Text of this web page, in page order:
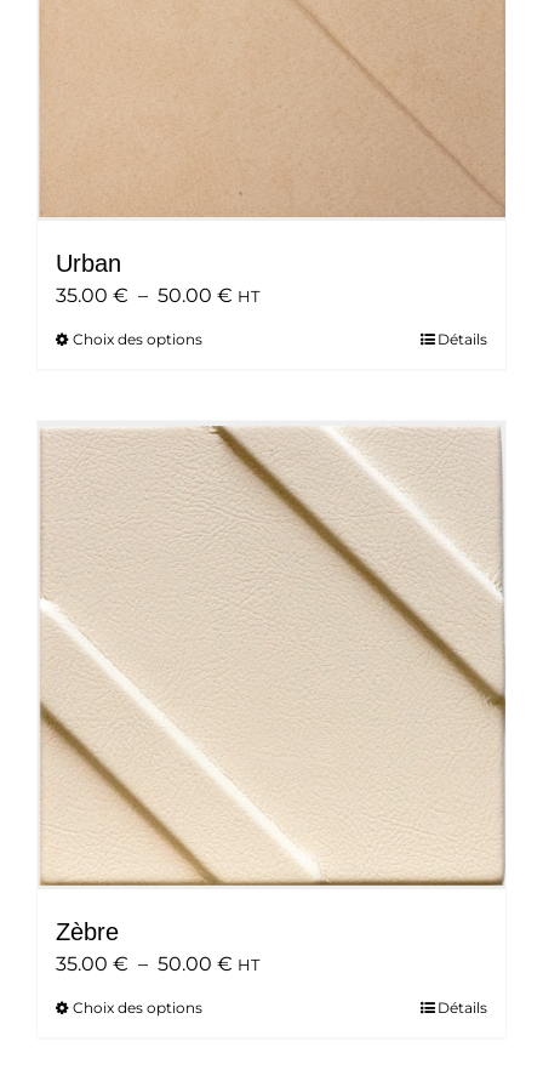
page
Urban
35.00 € – 50.00 € Plage
50.00 €
HT
Choix des optionsCe
plusieurs
variations.
Les
options
peuvent
être
choisies
sur
la
page
du
produit
Détails
Zèbre
35.00 € – 50.00 € Plage
HT
Choix des optionsCe
Détails